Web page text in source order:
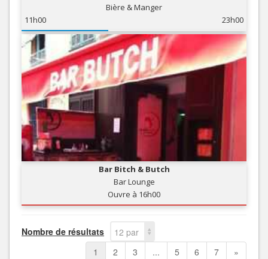
Bière & Manger
11h00
23h00
Bar Bitch & Butch
Bar Lounge
Ouvre à 16h00
Nombre de résultats
12 par
page
1 2 3 ... 5 6 7 »